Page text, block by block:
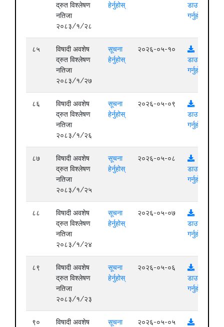
द्रुत विश्लेषण
नतिजा
२०८३/१/२८
हेर्नुहोस्
डाउनलोड
गर्नुहोस्
८५
विषादी अवशेष
द्रुत विश्लेषण
नतिजा
२०८३/१/२७
सूचना
हेर्नुहोस्
२०२६-०५-१०
डाउनलोड
गर्नुहोस्
८६
विषादी अवशेष
द्रुत विश्लेषण
नतिजा
२०८३/१/२६
सूचना
हेर्नुहोस्
२०२६-०५-०९
डाउनलोड
गर्नुहोस्
८७
विषादी अवशेष
द्रुत विश्लेषण
नतिजा
२०८३/१/२५
सूचना
हेर्नुहोस्
२०२६-०५-०८
डाउनलोड
गर्नुहोस्
८८
विषादी अवशेष
द्रुत विश्लेषण
नतिजा
२०८३/१/२४
सूचना
हेर्नुहोस्
२०२६-०५-०७
डाउनलोड
गर्नुहोस्
८९
विषादी अवशेष
द्रुत विश्लेषण
नतिजा
२०८३/१/२३
सूचना
हेर्नुहोस्
२०२६-०५-०६
डाउनलोड
गर्नुहोस्
९०
विषादी अवशेष
सूचना
२०२६-०५-०५